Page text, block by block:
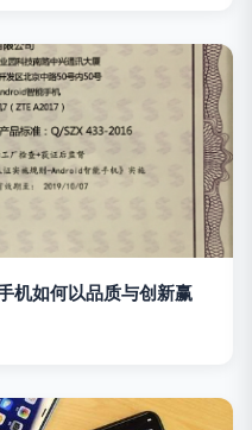
机如何以品质与创新赢